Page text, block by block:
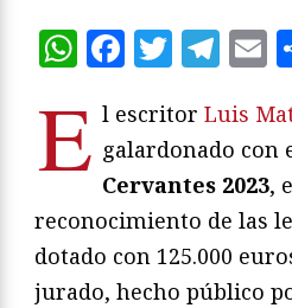
WhatsApp
E l escritor Luis
galardonado con
Cervantes 2023,
reconocimiento de las
dotado con 125.000
jurado, hecho público